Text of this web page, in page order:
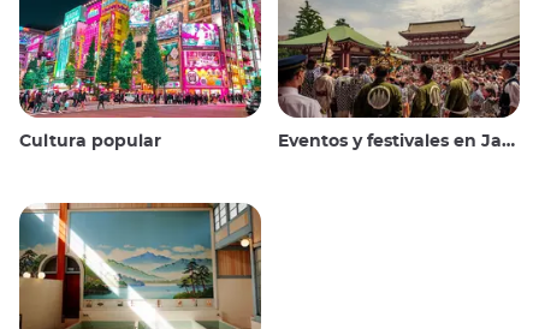
Cultura popular Eventos y festivales en Japón